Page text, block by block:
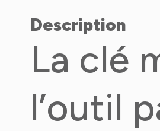
Description
La clé
l’outil